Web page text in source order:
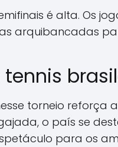
é alta. Os
arquibancadas
torneio reforça
o país se
para os